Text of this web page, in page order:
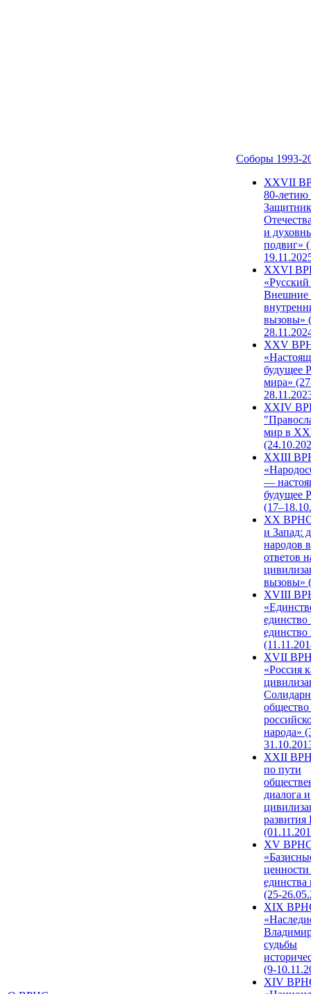
Соборы 1993-
ХХVII
80-
и
подвиг»
XXVI
Внешние
вызовы»
XXV
будущее
мира»
XXIV
мир в
XXIII
—
будущее
XX ВРНС
и Запад:
народов
ответов
вызовы»
XVIII
единство
единство
XVII
«Россия
народа»
XXII
по пути
диалога и
развития
XV
единства
(25-
XIX
судьбы
(9-
XIV